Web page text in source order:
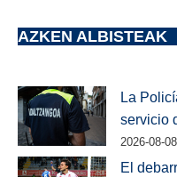
AZKEN ALBISTEAK
La
servicio
2026-08-08
El